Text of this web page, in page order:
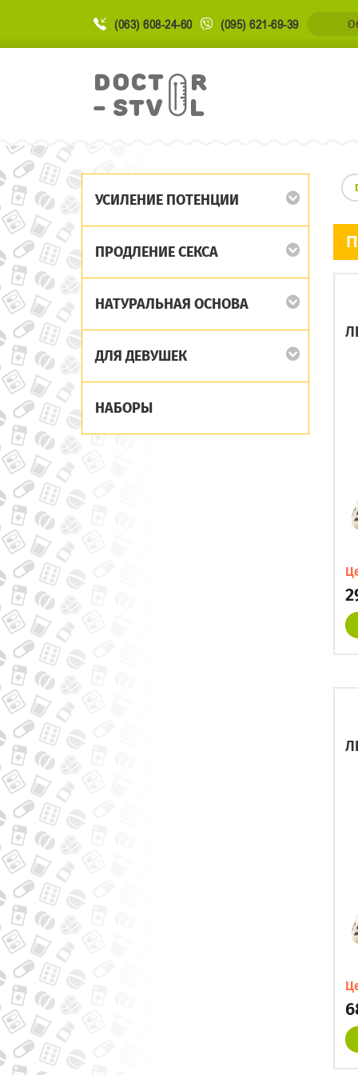
(063) 608-24-60 (095) 621-69-39
УСИЛЕНИЕ ПОТЕНЦИИ
ПРОДЛЕНИЕ СЕКСА
НАТУРАЛЬНАЯ ОСНОВА
ДЛЯ ДЕВУШЕК
НАБОРЫ